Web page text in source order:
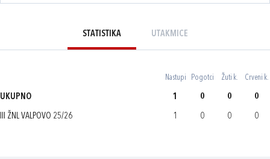
STATISTIKA UTAKMICE
Nastupi Pogotci Žuti k. Crveni k.
UKUPNO 1 0 0 0
III ŽNL VALPOVO 25/26 1 0 0 0